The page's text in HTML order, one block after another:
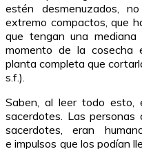
estén desmenuzados,
extremo compactos, que
que tengan una
momento de la cosecha
planta completa que
s.f.).
Saben, al leer todo esto,
sacerdotes. Las
sacerdotes, eran
e impulsos que los podían